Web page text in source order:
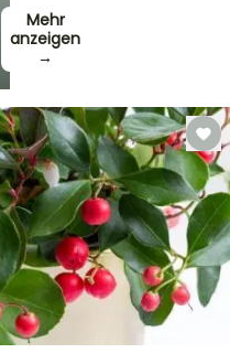
Mehr
anzeigen
→